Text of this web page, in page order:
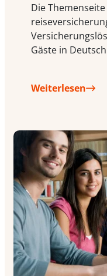
Die
Gäste in
Weiterlesen